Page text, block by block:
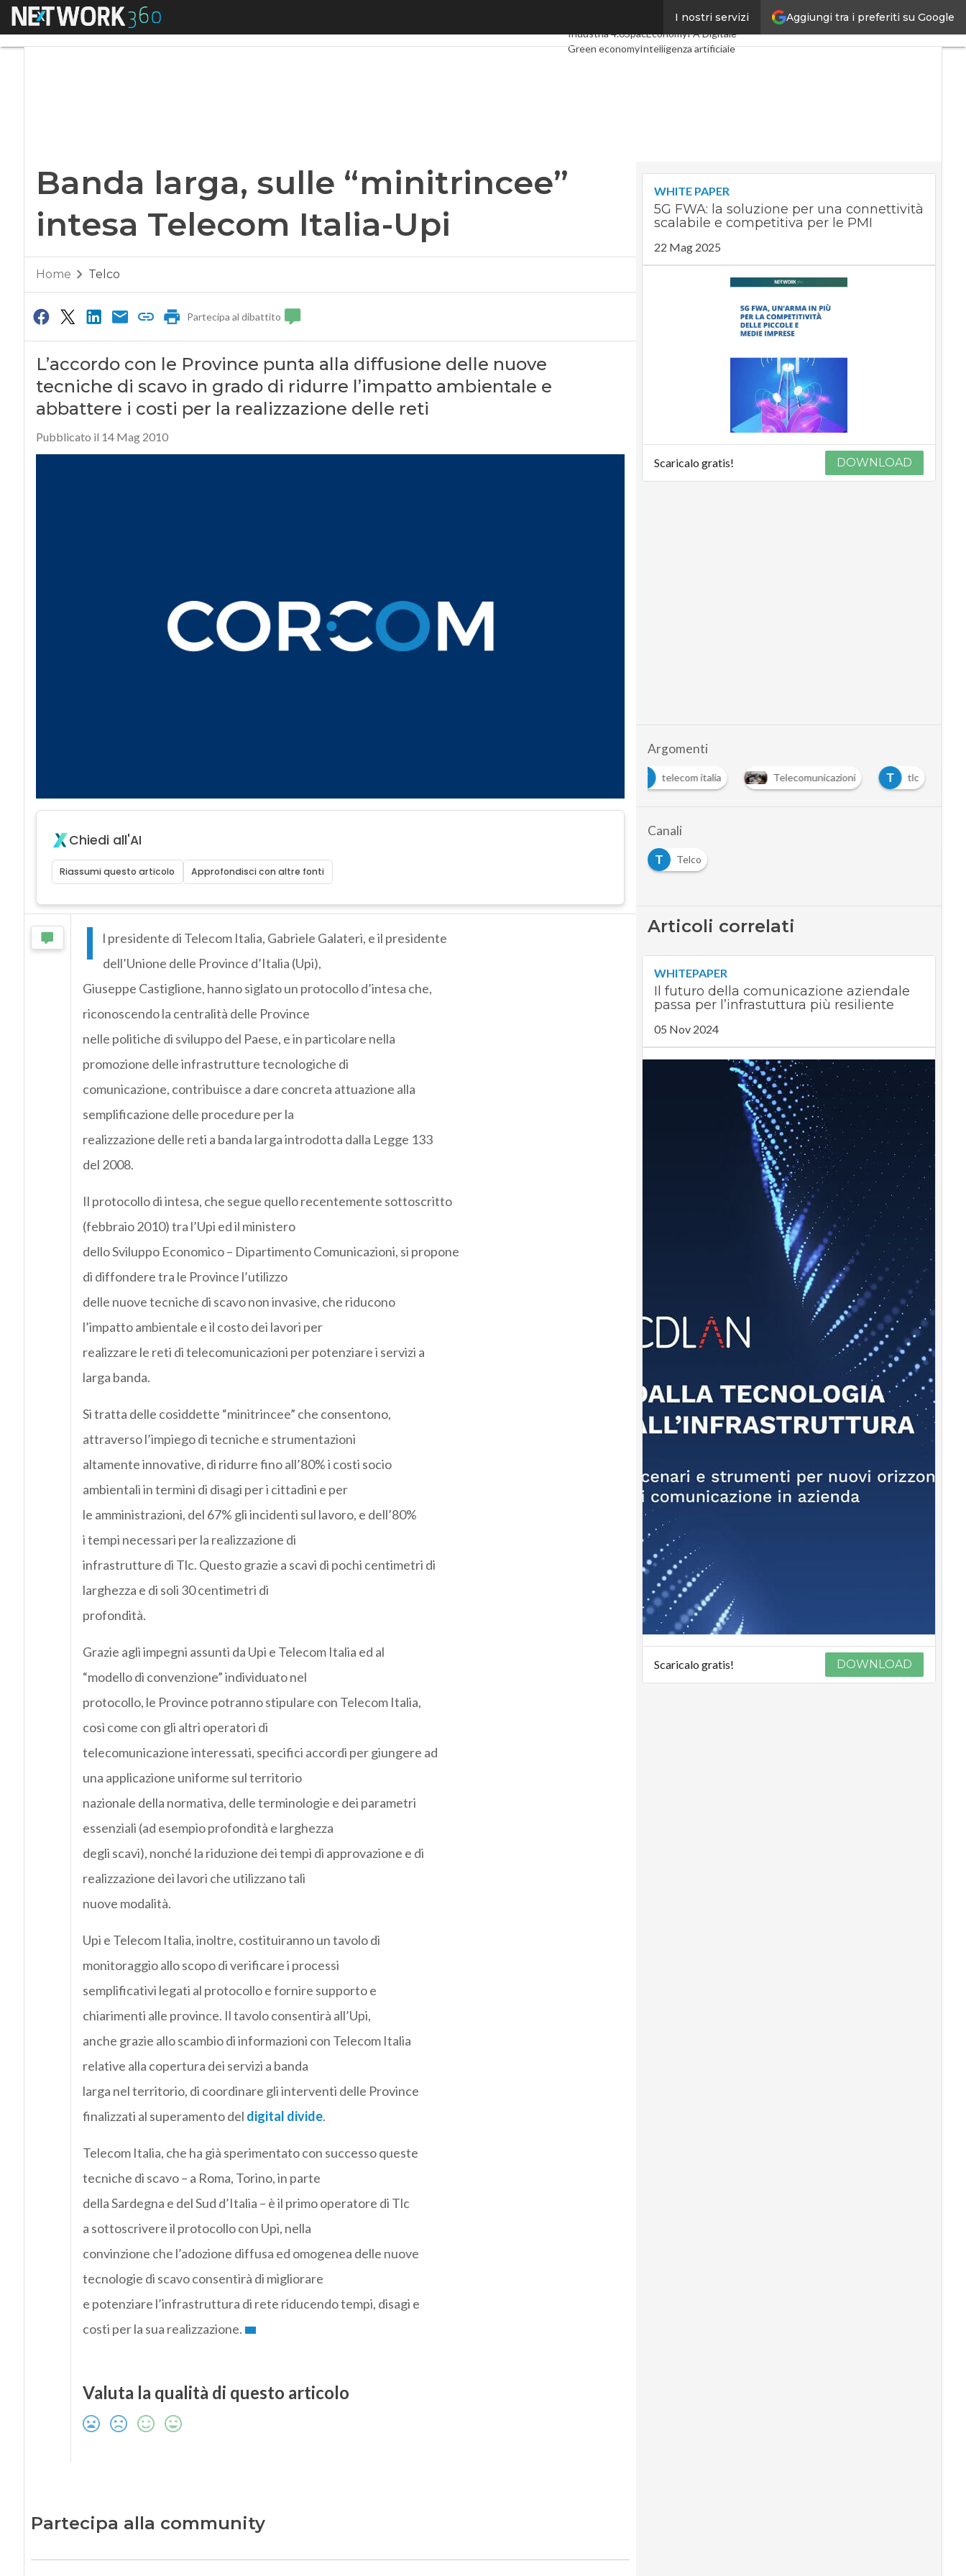
Aggiungi tra i preferiti su Google
I nostri servizi
Menu Digital EconomyTelco
Industria 4.0SpacEconomyPA Digitale
Green economyIntelligenza artificiale
Banda larga, sulle “minitrincee”
intesa Telecom Italia-Upi
Home Telco
Partecipa al dibattito
L’accordo con le Province punta alla diffusione delle nuove
tecniche di scavo in grado di ridurre l’impatto ambientale e
abbattere i costi per la realizzazione delle reti
Pubblicato il 14 Mag 2010
Chiedi all'AI
Riassumi questo articolo Approfondisci con altre fonti
I
l presidente di Telecom Italia, Gabriele Galateri, e il presidente
dell’Unione delle Province d’Italia (Upi),
Giuseppe Castiglione, hanno siglato un protocollo d’intesa che,
riconoscendo la centralità delle Province
nelle politiche di sviluppo del Paese, e in particolare nella
promozione delle infrastrutture tecnologiche di
comunicazione, contribuisce a dare concreta attuazione alla
semplificazione delle procedure per la
realizzazione delle reti a banda larga introdotta dalla Legge 133
del 2008.
Il protocollo di intesa, che segue quello recentemente sottoscritto
(febbraio 2010) tra l’Upi ed il ministero
dello Sviluppo Economico – Dipartimento Comunicazioni, si propone
di diffondere tra le Province l’utilizzo
delle nuove tecniche di scavo non invasive, che riducono
l’impatto ambientale e il costo dei lavori per
realizzare le reti di telecomunicazioni per potenziare i servizi a
larga banda.
Si tratta delle cosiddette “minitrincee” che consentono,
attraverso l’impiego di tecniche e strumentazioni
altamente innovative, di ridurre fino all’80% i costi socio
ambientali in termini di disagi per i cittadini e per
le amministrazioni, del 67% gli incidenti sul lavoro, e dell’80%
i tempi necessari per la realizzazione di
infrastrutture di Tlc. Questo grazie a scavi di pochi centimetri di
larghezza e di soli 30 centimetri di
profondità.
Grazie agli impegni assunti da Upi e Telecom Italia ed al
“modello di convenzione” individuato nel
protocollo, le Province potranno stipulare con Telecom Italia,
così come con gli altri operatori di
telecomunicazione interessati, specifici accordi per giungere ad
una applicazione uniforme sul territorio
nazionale della normativa, delle terminologie e dei parametri
essenziali (ad esempio profondità e larghezza
degli scavi), nonché la riduzione dei tempi di approvazione e di
realizzazione dei lavori che utilizzano tali
nuove modalità.
Upi e Telecom Italia, inoltre, costituiranno un tavolo di
monitoraggio allo scopo di verificare i processi
semplificativi legati al protocollo e fornire supporto e
chiarimenti alle province. Il tavolo consentirà all’Upi,
anche grazie allo scambio di informazioni con Telecom Italia
relative alla copertura dei servizi a banda
larga nel territorio, di coordinare gli interventi delle Province
finalizzati al superamento del digital divide.
Telecom Italia, che ha già sperimentato con successo queste
tecniche di scavo – a Roma, Torino, in parte
della Sardegna e del Sud d’Italia – è il primo operatore di Tlc
a sottoscrivere il protocollo con Upi, nella
convinzione che l’adozione diffusa ed omogenea delle nuove
tecnologie di scavo consentirà di migliorare
e potenziare l’infrastruttura di rete riducendo tempi, disagi e
costi per la sua realizzazione.
Valuta la qualità di questo articolo
Partecipa alla community
WHITE PAPER
5G FWA: la soluzione per una connettività
scalabile e competitiva per le PMI
22 Mag 2025
Scaricalo gratis! DOWNLOAD
Argomenti
T
telecom italia Telecomunicazioni T tlc
Canali
T
Telco
Articoli correlati
WHITEPAPER
Il futuro della comunicazione aziendale
passa per l’infrastuttura più resiliente
05 Nov 2024
Scaricalo gratis! DOWNLOAD